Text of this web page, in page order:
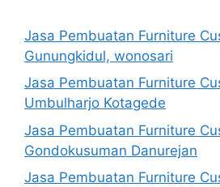
Jasa Pembuatan Furniture
Gunungkidul, wonosari
Jasa Pembuatan Furniture
Umbulharjo Kotagede
Jasa Pembuatan Furniture
Gondokusuman Danurejan
Jasa Pembuatan Furniture